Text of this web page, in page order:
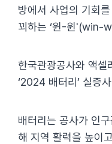
방에서 사업의 기회
꾀하는 ‘윈-윈'(win-
한국관광공사와 액셀
‘2024 배터리’ 실증
배터리는 공사가 인
해 지역 활력을 높이